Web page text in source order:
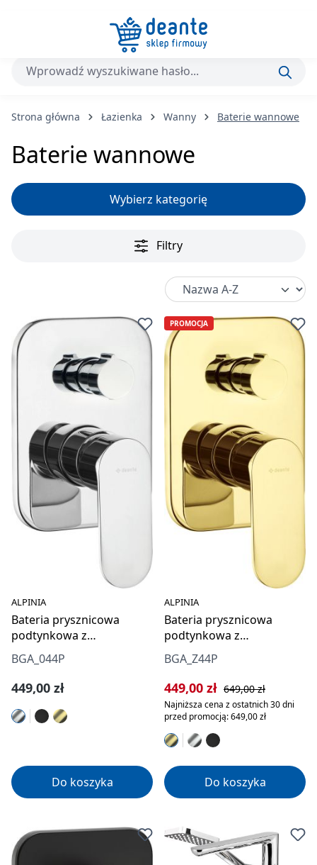
Przejdź do głównej zawartości
Strona główna Łazienka Wanny Baterie wannowe
Baterie wannowe
Wybierz kategorię
Filtry
ALPINIA
Bateria prysznicowa
podtynkowa z
przełącznikiem natrysku
BGA_044P
Cena regularna:
449,00 zł
Do koszyka
PROMOCJA
ALPINIA
Bateria prysznicowa
podtynkowa z
przełącznikiem natrysku
BGA_Z44P
Cena sprzedaży:
449,00 zł Cena regularna:
649,00 zł
Najniższa cena z ostatnich 30 dni
przed promocją: 649,00 zł
Do koszyka